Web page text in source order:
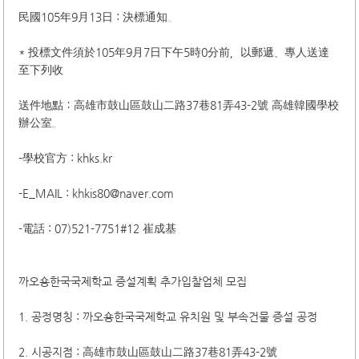
民國105年9月13日 : 決標通知。
* 投標文件須於105年9月7日下午5時0分前，以郵遞、專人送達
至下列收
送件地點：高雄市鼓山區鼓山二路37巷81弄43-2號 高雄韓國學校
辦公室。
-學校官方 : khks.kr
-E_MAIL : khkis80@naver.com
-電話 : 07)521-7751#12 崔成基
까오숑한국국제학교 증설계획 추가입찰업체 모집
1. 공정명칭 : 까오숑한국국제학교 유치원 및 부속건물 증설 공정
2. 시공지점 : 高雄市鼓山區鼓山二路37巷81弄43-2號